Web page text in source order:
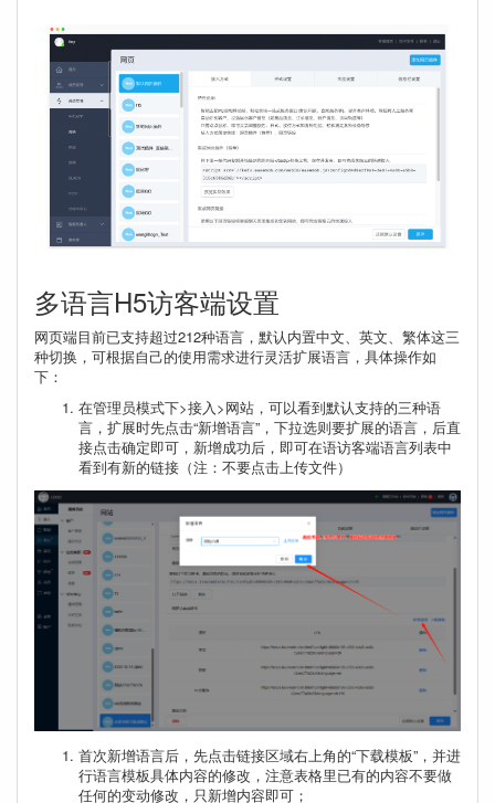
多语言H5访客端设置
网页端目前已支持超过212种语言，默认内置中文、英文、繁体这三
种切换，可根据自己的使用需求进行灵活扩展语言，具体操作如
下：
在管理员模式下>接入>网站，可以看到默认支持的三种语
言，扩展时先点击“新增语言”，下拉选则要扩展的语言，后直
接点击确定即可，新增成功后，即可在语访客端语言列表中
看到有新的链接（注：不要点击上传文件）
首次新增语言后，先点击链接区域右上角的“下载模板”，并进
行语言模板具体内容的修改，注意表格里已有的内容不要做
任何的变动修改，只新增内容即可；